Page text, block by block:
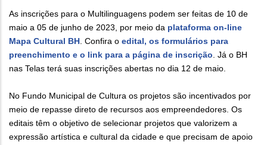
As inscrições para o Multilinguagens podem ser feitas de 10 de
maio a 05 de junho de 2023, por meio da plataforma on-line
Mapa Cultural BH. Confira o edital, os formulários para
preenchimento e o link para a página de inscrição. Já o BH
nas Telas terá suas inscrições abertas no dia 12 de maio.
No Fundo Municipal de Cultura os projetos são incentivados por
meio de repasse direto de recursos aos empreendedores. Os
editais têm o objetivo de selecionar projetos que valorizem a
expressão artística e cultural da cidade e que precisam de apoio